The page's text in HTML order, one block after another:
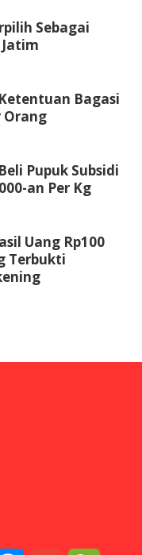
Sebagai
Bagasi
Orang
Pupuk Subsidi
an Per Kg
Uang Rp100
Terbukti